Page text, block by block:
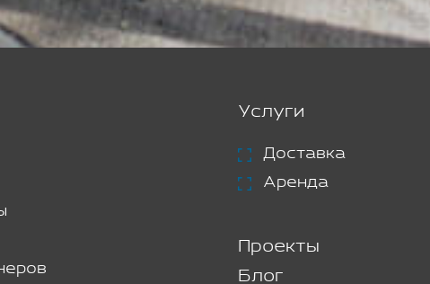
Услуги
Доставка
Аренда
Проекты
Блог